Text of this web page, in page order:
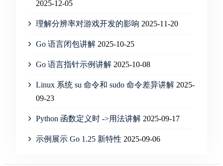
2025-12-05
理解分辨率对游戏开发的影响 2025-11-20
Go 语言闭包讲解 2025-10-25
Go 语言指针示例讲解 2025-10-08
Linux 系统 su 命令和 sudo 命令差异讲解 2025-
09-23
Python 函数定义时 ->用法讲解 2025-09-17
示例展示 Go 1.25 新特性 2025-09-06